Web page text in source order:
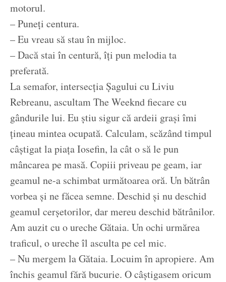
motorul.
– Puneți centura.
– Eu vreau să stau în mijloc.
– Dacă stai în centură, îți pun melodia ta
preferată.
La semafor, intersecția Șagului cu Liviu
Rebreanu, ascultam The Weeknd fiecare cu
gândurile lui. Eu știu sigur că ardeii grași îmi
țineau mintea ocupată. Calculam, scăzând timpul
câștigat la piața Iosefin, la cât o să le pun
mâncarea pe masă. Copiii priveau pe geam, iar
geamul ne-a schimbat următoarea oră. Un bătrân
vorbea și ne făcea semne. Deschid și nu deschid
geamul cerșetorilor, dar mereu deschid bătrânilor.
Am auzit cu o ureche Gătaia. Un ochi urmărea
traficul, o ureche îl asculta pe cel mic.
– Nu mergem la Gătaia. Locuim în apropiere. Am
închis geamul fără bucurie. O câștigasem oricum